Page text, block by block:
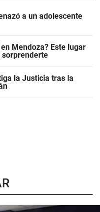
a un adolescente
Mendoza? Este lugar
sorprenderte
la Justicia tras la